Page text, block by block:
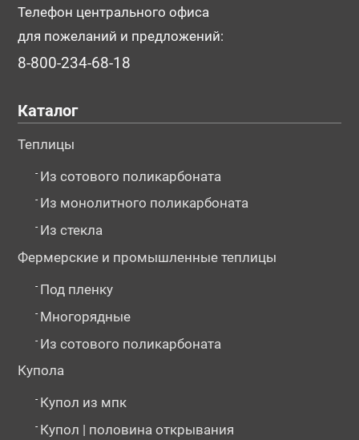
Телефон центрального офиса
для пожеланий и предложений:
8-800-234-68-18
Каталог
Теплицы
- Из сотового поликарбоната
- Из монолитного поликарбоната
- Из стекла
Фермерские и промышленные теплицы
- Под пленку
- Многорядные
- Из сотового поликарбоната
Купола
- Купол из мпк
- Купол | половина открывания